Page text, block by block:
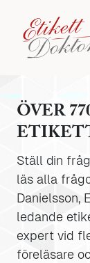
ÖVER
Ställ din
läs alla
Danielsson,
ledande
expert vid
föreläsare